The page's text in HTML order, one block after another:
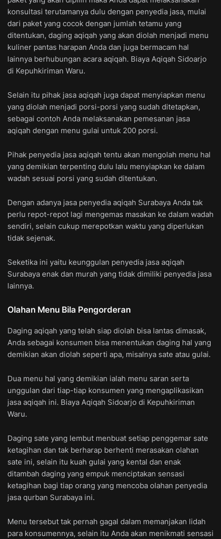
konsultasi terutamanya dulu dengan penyedia jasa, mulai
dari paket yang cocok dengan jumlah tetamu yang
ditentukan, daging aqiqah yang akan diolah menjadi menu
kuliner pantas harapan Anda dan juga bermacam hal
lainnya berhubungan acara aqiqah. Biaya Aqiqah Sidoarjo
di Kepuhkiriman Waru.
Selain itu pihak jasa aqiqah juga dapat menyiapkan menu
yang diolah menjadi porsi-porsi yang sudah ditetapkan,
sebagai contoh Anda melaksanakan pemesanan jasa
aqiqah dengan menu gulai untuk 200 porsi.
Pihak penyedia jasa aqiqah tentu akan mengolah menu hal
yang demikian terpenting dulu lalu menyiapkan ke dalam
wadah sesuai porsi yang sudah ditentukan.
Dengan adanya jasa penyedia aqiqah Surabaya Anda tak
perlu repot-repot lagi mengemas masakan ke dalam wadah
sendiri, selain cukup merepotkan waktu yang diperlukan
tidak sejenak.
Seketika ini yaitu keunggulan penyedia jasa aqiqah
Surabaya enak dan murah yang tidak dimiliki penyedia jasa
lainnya.
Olahan Menu Bila Pengorderan
Daging aqiqah yang telah siap diolah bisa lantas dimasak,
Anda sebagai konsumen bisa menentukan daging hal yang
demikian akan diolah seperti apa, misalnya sate atau gulai.
Dua menu hal yang demikian ialah menu saran serta
unggulan dari tiap-tiap konsumen yang mengaplikasikan
jasa aqiqah ini. Biaya Aqiqah Sidoarjo di Kepuhkiriman
Waru.
Daging sate yang lembut menbuat setiap penggemar sate
ketagihan dan tak berharap berhenti merasakan olahan
sate ini, selain itu kuah gulai yang kental dan enak
ditambah daging yang empuk menciptakan sensasi
ketagihan bagi tiap orang yang mencoba olahan penyedia
jasa qurban Surabaya ini.
Menu tersebut tak pernah gagal dalam memanjakan lidah
para konsumennya, selain itu Anda akan menikmati sensasi